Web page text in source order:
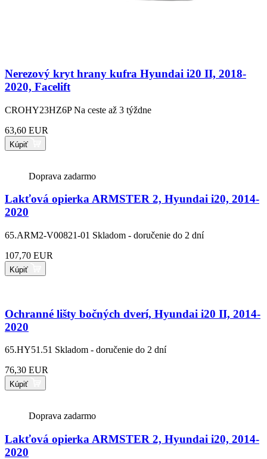
Nerezový kryt hrany kufra Hyundai i20 II, 2018-
2020, Facelift
CROHY23HZ6P Na ceste až 3 týždne
63,60 EUR
Kúpiť
Doprava zadarmo
Lakťová opierka ARMSTER 2, Hyundai i20, 2014-
2020
65.ARM2-V00821-01 Skladom - doručenie do 2 dní
107,70 EUR
Kúpiť
Ochranné lišty bočných dverí, Hyundai i20 II, 2014-
2020
65.HY51.51 Skladom - doručenie do 2 dní
76,30 EUR
Kúpiť
Doprava zadarmo
Lakťová opierka ARMSTER 2, Hyundai i20, 2014-
2020